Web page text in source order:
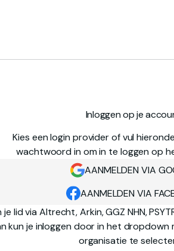
Inloggen op je
Kies een login provider of vul
wachtwoord in om in te loggen op
AANMELDEN VIA
AANMELDEN VIA
je lid via Altrecht, Arkin, GGZ NHN,
kun je inloggen door in het dropdown
organisatie te